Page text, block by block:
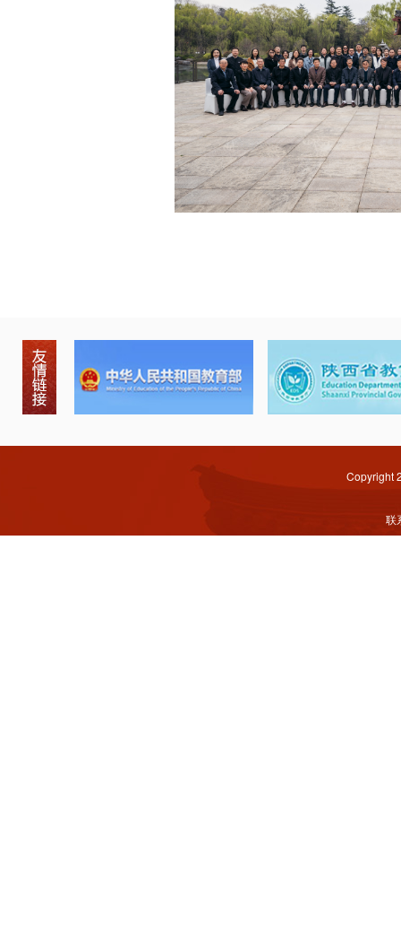
Copyright
联